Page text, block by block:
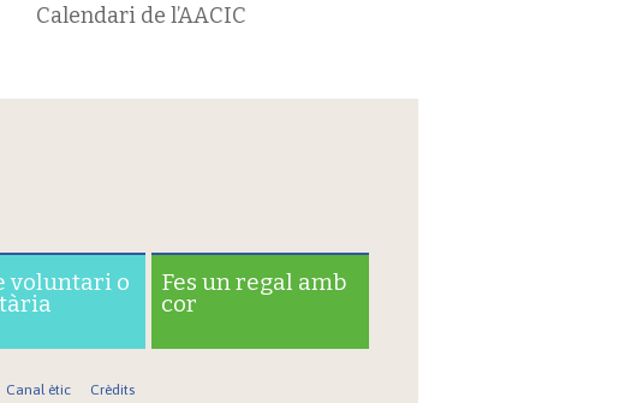
Calendari de l’AACIC
voluntari o Fes un regal amb
cor
Canal ètic Crèdits